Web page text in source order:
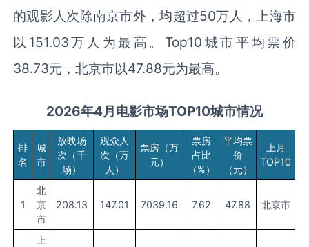
的观影人次除南京市外，均超过50万人，上海市
以151.03万人为最高。Top10城市平均票价
38.73元，北京市以47.88元为最高。
2026年4月电影市场TOP10城市情况
排
名
城
市
放映场
次（千
场）
观众人
次（万
人）
票房（万
元）
票房
占比
（%）
平均票
价
（元）
上月
TOP10
1
北
京
市
208.13 147.01 7039.16 7.62 47.88 北京市
上